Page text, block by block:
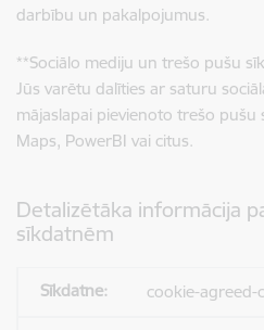
darbību un pakalpojumus.
**Sociālo mediju un trešo pušu
Jūs varētu dalīties ar saturu
mājaslapai pievienoto trešo
Maps, PowerBI vai citus.
Detalizētāka informācija
sīkdatnēm
cookie-agreed-